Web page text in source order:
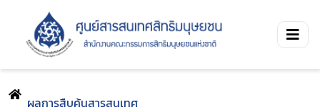
ผลการสืบค้นสารสนเทศ